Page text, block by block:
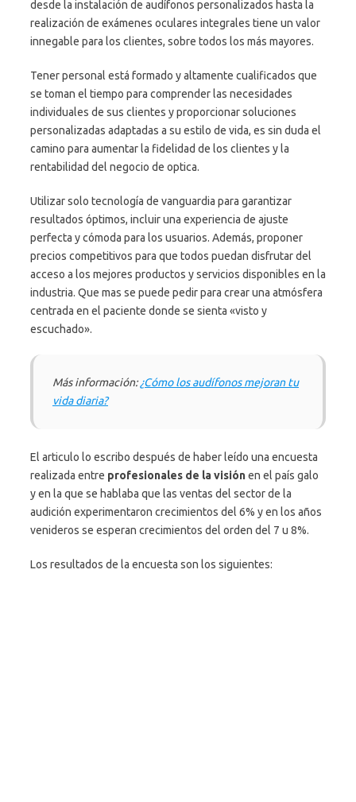
desde la instalación de audífonos personalizados hasta la
realización de exámenes oculares integrales tiene un valor
innegable para los clientes, sobre todos los más mayores.
Tener personal está formado y altamente cualificados que
se toman el tiempo para comprender las necesidades
individuales de sus clientes y proporcionar soluciones
personalizadas adaptadas a su estilo de vida, es sin duda el
camino para aumentar la fidelidad de los clientes y la
rentabilidad del negocio de optica.
Utilizar solo tecnología de vanguardia para garantizar
resultados óptimos, incluir una experiencia de ajuste
perfecta y cómoda para los usuarios. Además, proponer
precios competitivos para que todos puedan disfrutar del
acceso a los mejores productos y servicios disponibles en la
industria. Que mas se puede pedir para crear una atmósfera
centrada en el paciente donde se sienta «visto y
escuchado».
Más información:¿Cómo los audífonos mejoran tu
vida diaria?
El articulo lo escribo después de haber leído una encuesta
realizada entre profesionales de la visiónen el país galo
y en la que se hablaba que las ventas del sector de la
audición experimentaron crecimientos del 6% y en los años
venideros se esperan crecimientos del orden del 7 u 8%.
Los resultados de la encuesta son los siguientes: